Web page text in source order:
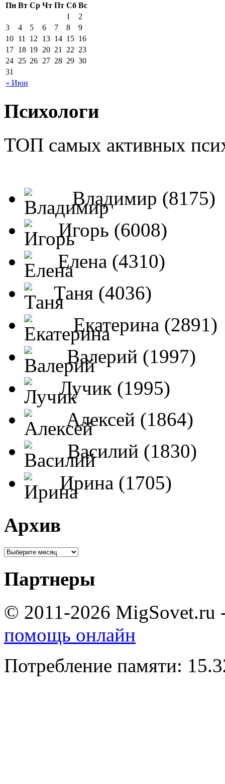
Пн Вт Ср Чт Пт Сб Вс
« Июн
1
2
3
4 5 6 7 8
9
10 11 12 13 14 15 16
17 18 19 20 21 22 23
24 25 26 27 28 29 30
31
Психологи
ТОП самых активных
Владимир (8175)
Игорь (6008)
Елена (4310)
Таня (4036)
Екатерина (2891)
Валерий (1997)
Лучик (1995)
Алексей (1864)
Василий (1830)
Ирина (1705)
Архив
Партнеры
© 2011-2026 MigSovet.ru
помощь онлайн
Потребление памяти: